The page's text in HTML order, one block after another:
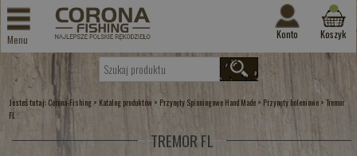
Menu Konto Koszyk
Jesteś tutaj: Corona-Fishing > Katalog produktów > Przynęty Spinningowe Hand Made > Przynęty boleniowe >Tremor
FL
TREMOR FL